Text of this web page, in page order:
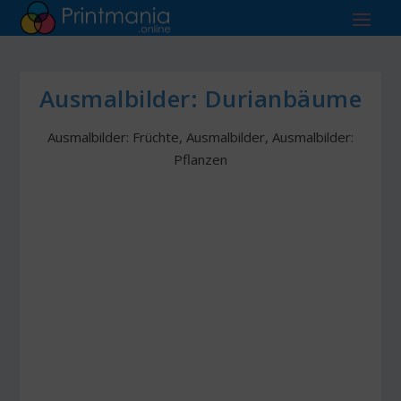
Ausmalbilder: Durianbäume
Ausmalbilder: Früchte, Ausmalbilder, Ausmalbilder:
Pflanzen